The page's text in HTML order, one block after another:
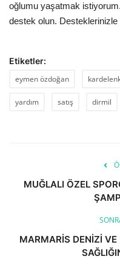
oğlumu yaşatmak
destek olun.
Etiketler:
eymen özdoğan
yardım satış dirmil
MUĞLALI ÖZEL
MARMARİS DENİZİ